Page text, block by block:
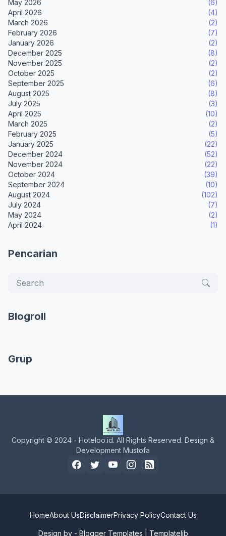
May 2026
(6)
April 2026
(4)
March 2026
(2)
February 2026
(7)
January 2026
(2)
December 2025
(8)
November 2025
(2)
October 2025
(2)
September 2025
(6)
August 2025
(8)
July 2025
(3)
April 2025
(10)
March 2025
(2)
February 2025
(5)
January 2025
(22)
December 2024
(52)
November 2024
(22)
October 2024
(39)
September 2024
(10)
August 2024
(102)
July 2024
(7)
May 2024
(2)
April 2024
(1)
Pencarian
Blogroll
Grup
Copyright © 2024 - Hoteloo.id. All Rights Reserved. Design &
Development Mustofa
Design by - Blogger Templates Templatelib
HomeAbout UsDisclaimerPrivacy PolicyContact Us